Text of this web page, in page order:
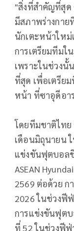
"สิ่งที่สำคัญที่สุด
มีสภาพร่างกา
นักเตะหน้าใหม่
การเตรียมทีมใ
เพราะในช่วงนั้
ที่สุด เพื่อเตรีย
หน้า ที่ซาอุดีอา
โดยทีมชาติไท
เดือนมิถุนายน
แข่งขันฟุตบอล
ASEAN
2569 ต่อด้วย ก
2026 ในช่วงฟี
การแข่งขันฟุต
ที่ 52 ในช่วงฟี